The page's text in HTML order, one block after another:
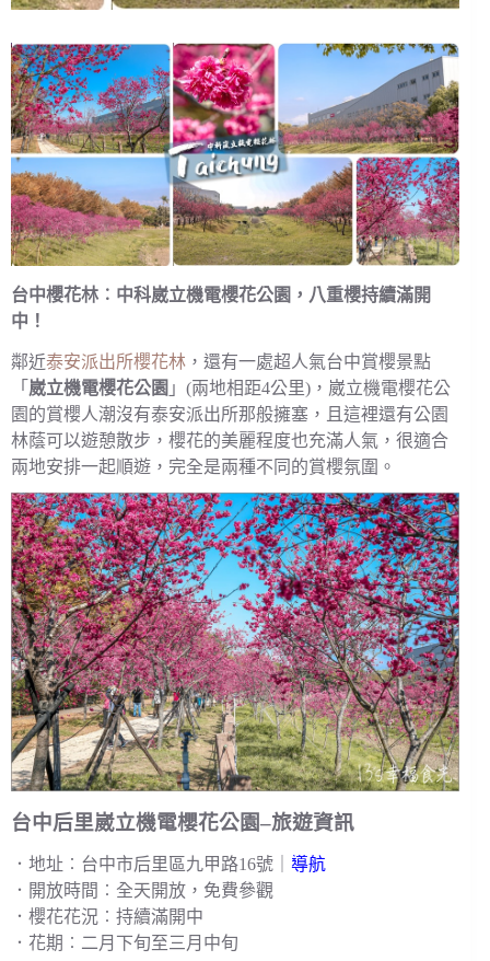
台中櫻花林︰中科崴立機電櫻花公園，八重櫻持續滿開
中！
鄰近泰安派出所櫻花林 ，還有一處超人氣台中賞櫻景點
「 崴立機電櫻花公園 」(兩地相距4公里)，崴立機電櫻花公
園的賞櫻人潮沒有泰安派出所那般擁塞，且這裡還有公園
林蔭可以遊憩散步，櫻花的美麗程度也充滿人氣，很適合
兩地安排一起順遊，完全是兩種不同的賞櫻氛圍。
台中后里崴立機電櫻花公園–旅遊資訊
．地址︰台中市后里區九甲路16號｜ 導航
．開放時間︰全天開放，免費參觀
．櫻花花況︰持續滿開中
．花期︰二月下旬至三月中旬